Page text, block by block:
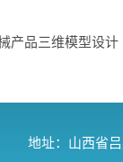
产品三维模型设计
地址：山西省